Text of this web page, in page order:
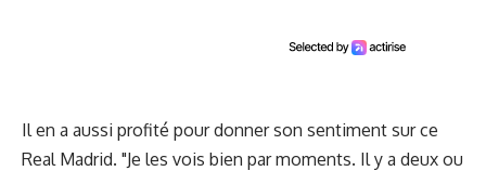
Il en a aussi profité pour donner son sentiment sur ce
Real Madrid. "Je les vois bien par moments. Il y a deux ou